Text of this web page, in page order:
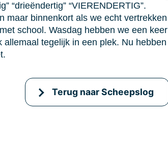
“drieëndertig” “VIERENDERTIG”.
binnenkort als we echt
school. Wasdag hebben we een
tegelijk in een plek. Nu
Terug naar Scheepslog